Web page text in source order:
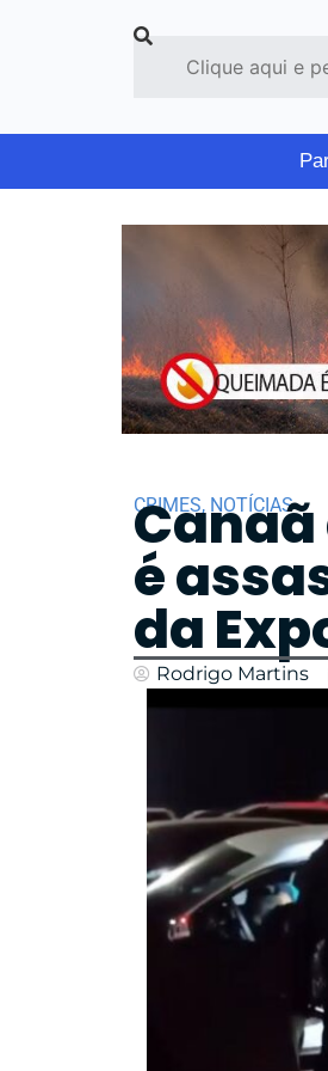
CRIMES, NOTÍCIAS
é
da
Rodrigo Martins